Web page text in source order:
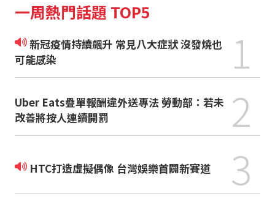
一周熱門話題 TOP5
新冠疫情持續飆升 常見八大症狀 沒發燒也
可能感染
1
Uber Eats疊單報酬違外送專法 勞動部：若未
改善將按人連續開罰
2
HTC打造虛擬偶像 台灣娛樂首闢新賽道 3